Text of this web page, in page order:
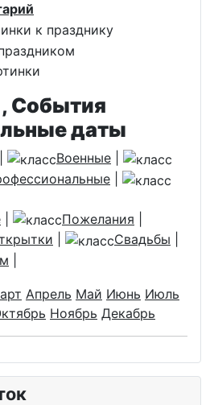
События
даты
Военные
Пожелания
Свадьбы
Апрель Май Июнь Июль
Ноябрь Декабрь